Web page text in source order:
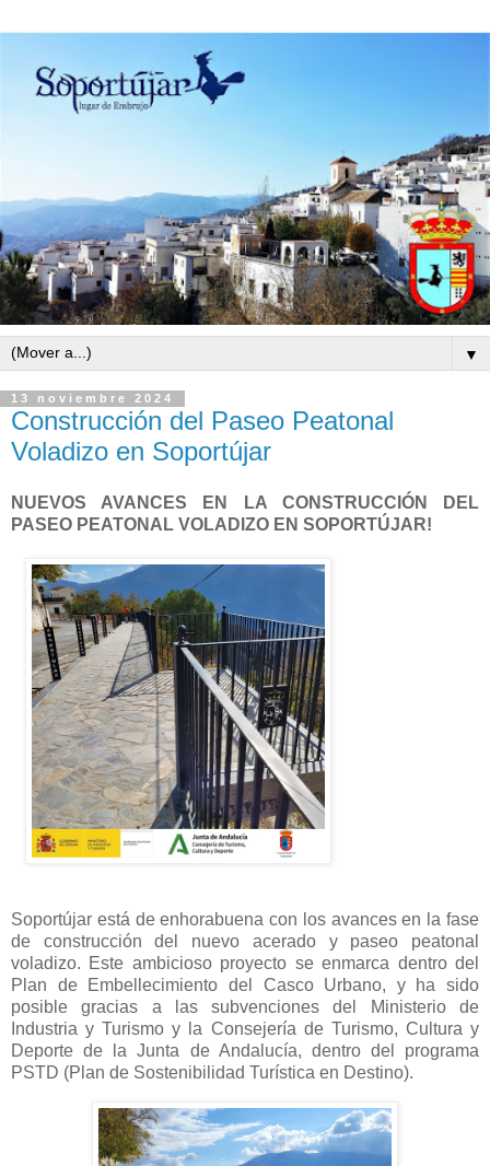
▼
13 noviembre 2024
Construcción del Paseo Peatonal
Voladizo en Soportújar
NUEVOS AVANCES EN LA CONSTRUCCIÓN DEL
PASEO PEATONAL VOLADIZO EN SOPORTÚJAR!
Soportújar está de enhorabuena con los avances en la fase
de construcción del nuevo acerado y paseo peatonal
voladizo. Este ambicioso proyecto se enmarca dentro del
Plan de Embellecimiento del Casco Urbano, y ha sido
posible gracias a las subvenciones del Ministerio de
Industria y Turismo y la Consejería de Turismo, Cultura y
Deporte de la Junta de Andalucía, dentro del programa
PSTD (Plan de Sostenibilidad Turística en Destino).